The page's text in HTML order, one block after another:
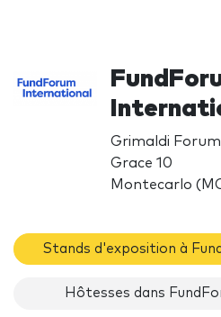
Grimaldi Forum
Grace 10
Montecarlo
Stands d'exposition à
Hôtesses dans